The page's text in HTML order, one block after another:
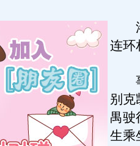
洛
连环
事
别克
禺驶
生乘